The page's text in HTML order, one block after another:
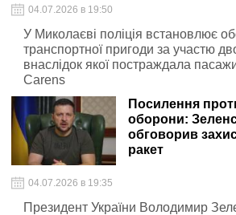
04.07.2026 в 19:50
У Миколаєві поліція встановлює
транспортної пригоди за участю
внаслідок якої постраждала
Carens
Посилення
оборони:
обговорив
ракет
04.07.2026 в 19:35
Президент України Володимир